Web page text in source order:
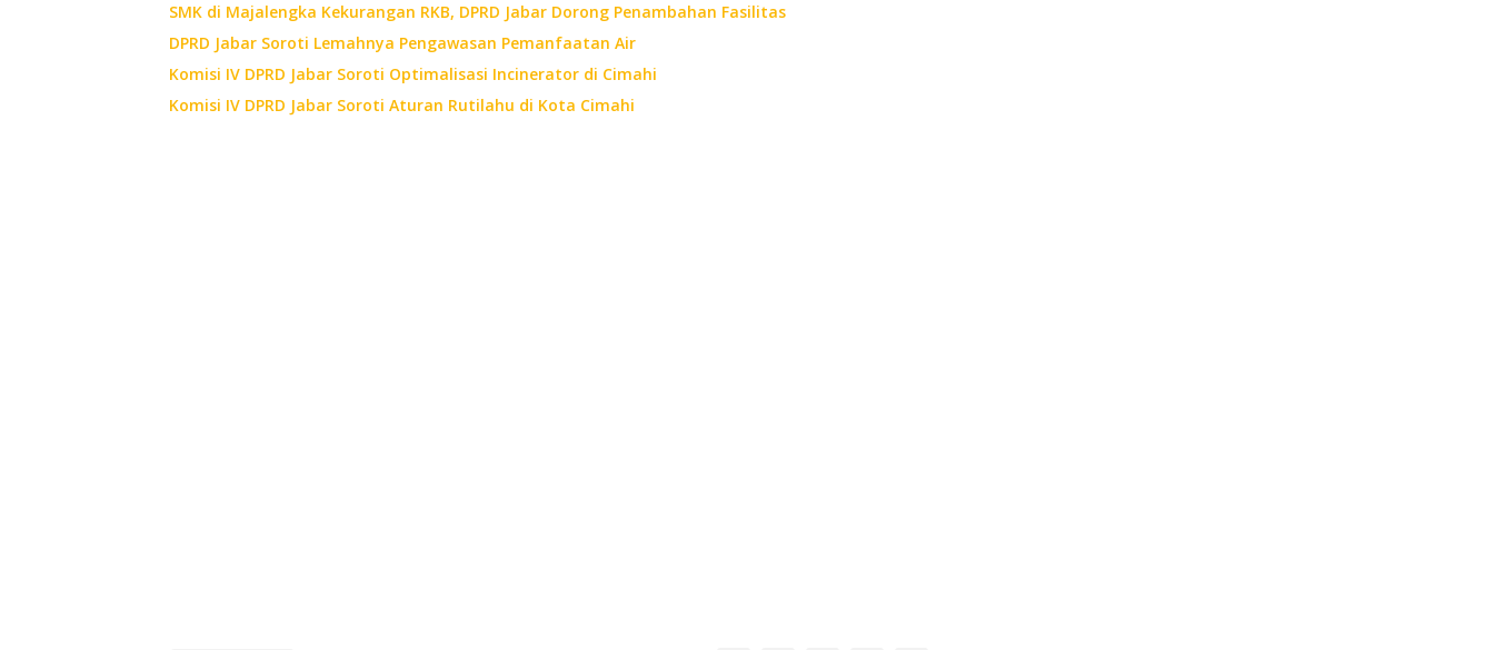
SMK di Majalengka Kekurangan RKB, DPRD Jabar Dorong Penambahan Fasilitas
DPRD Jabar Soroti Lemahnya Pengawasan Pemanfaatan Air
Komisi IV DPRD Jabar Soroti Optimalisasi Incinerator di Cimahi
Komisi IV DPRD Jabar Soroti Aturan Rutilahu di Kota Cimahi